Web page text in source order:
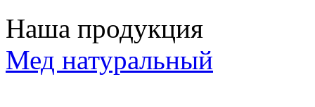
Наша продукция
Мед натуральный